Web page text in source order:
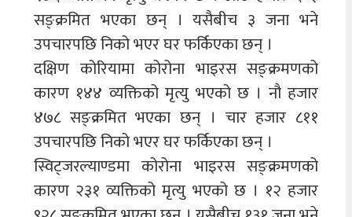
सङ्क्रमित भएका छन् । यसैबीच ३ जना भने
उपचारपछि निको भएर घर फर्किएका छन् ।
दक्षिण कोरियामा कोरोना भाइरस सङ्क्रमणको
कारण १४४ व्यक्तिको मृत्यु भएको छ । नौ हजार
४७८ सङ्क्रमित भएका छन् । चार हजार ८११
उपचारपछि निको भएर घर फर्किएका छन् ।
स्विट्जरल्याण्डमा कोरोना भाइरस सङ्क्रमणको
कारण २३१ व्यक्तिको मृत्यु भएको छ । १२ हजार